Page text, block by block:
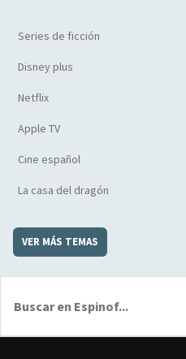
Series de ficción
Disney plus
Netflix
Apple TV
Cine español
La casa del dragón
VER MÁS TEMAS